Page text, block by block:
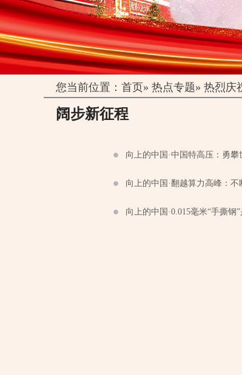
您当前位置： 首页» 热点专题» 热烈庆
阔步新征程
向上的中国·中国特高压：勇攀
向上的中国·翻越算力高峰：不
向上的中国·0.015毫米“手撕钢